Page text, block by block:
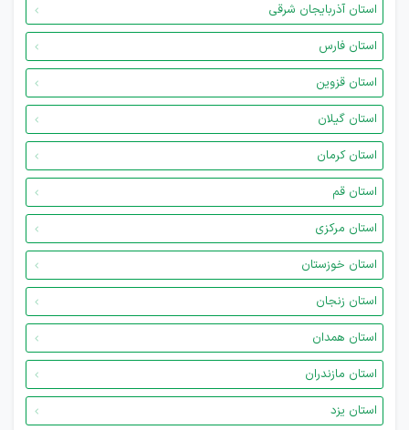
استان آذربایجان شرقی
استان فارس
استان قزوین
استان گیلان
استان کرمان
استان قم
استان مرکزی
استان خوزستان
استان زنجان
استان همدان
استان مازندران
استان یزد